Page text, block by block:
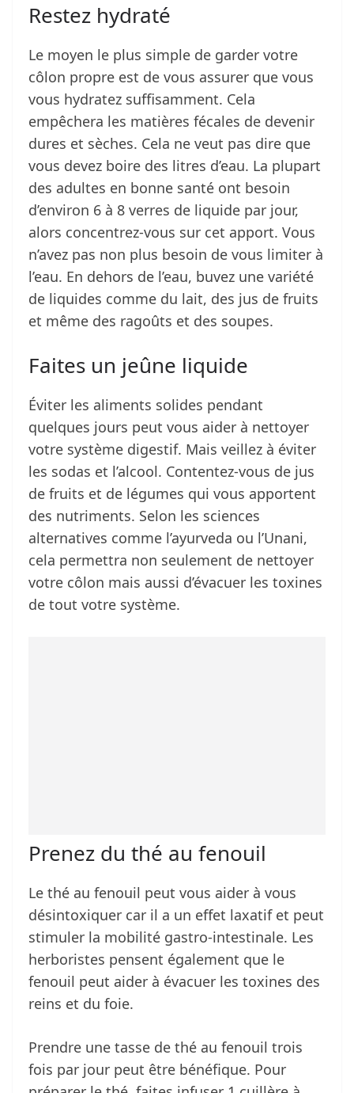
Restez hydraté
Le moyen le plus simple de garder votre
côlon propre est de vous assurer que vous
vous hydratez suffisamment. Cela
empêchera les matières fécales de devenir
dures et sèches. Cela ne veut pas dire que
vous devez boire des litres d’eau. La plupart
des adultes en bonne santé ont besoin
d’environ 6 à 8 verres de liquide par jour,
alors concentrez-vous sur cet apport. Vous
n’avez pas non plus besoin de vous limiter à
l’eau. En dehors de l’eau, buvez une variété
de liquides comme du lait, des jus de fruits
et même des ragoûts et des soupes.
Faites un jeûne liquide
Éviter les aliments solides pendant
quelques jours peut vous aider à nettoyer
votre système digestif. Mais veillez à éviter
les sodas et l’alcool. Contentez-vous de jus
de fruits et de légumes qui vous apportent
des nutriments. Selon les sciences
alternatives comme l’ayurveda ou l’Unani,
cela permettra non seulement de nettoyer
votre côlon mais aussi d’évacuer les toxines
de tout votre système.
Prenez du thé au fenouil
Le thé au fenouil peut vous aider à vous
désintoxiquer car il a un effet laxatif et peut
stimuler la mobilité gastro-intestinale. Les
herboristes pensent également que le
fenouil peut aider à évacuer les toxines des
reins et du foie.
Prendre une tasse de thé au fenouil trois
fois par jour peut être bénéfique. Pour